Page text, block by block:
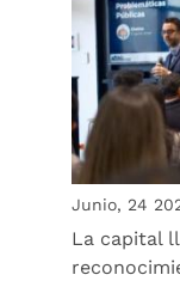
Junio, 24
La capital